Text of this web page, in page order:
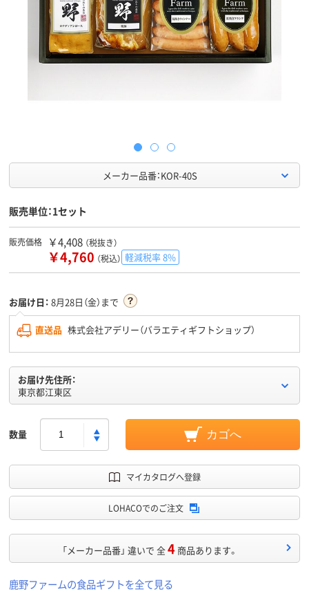
メーカー品番：KOR-40S
販売単位：1セット
販売価格 ￥4,408 （税抜き）
￥4,760 （税込） 軽減税率 8%
お届け日： 8月28日（金）まで
直送品 株式会社アデリー（バラエティギフトショップ）
お届け先住所：
東京都江東区
数量 カゴへ
マイカタログへ登録
LOHACOでのご注文
「メーカー品番」 違いで 全4 商品あります。
鹿野ファームの食品ギフトを全て見る